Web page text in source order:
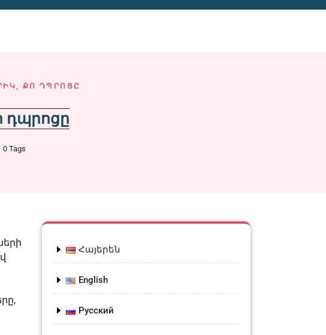
ՔՈ ԴՊՐՈՑԸ
դպրոցը
0 Tags
Հայերեն
English
Русский